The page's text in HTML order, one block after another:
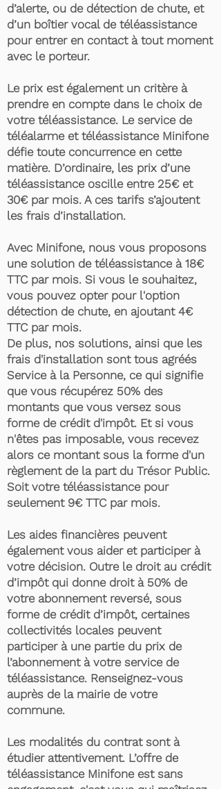
d’alerte, ou de détection de chute, et
d’un boîtier vocal de téléassistance
pour entrer en contact à tout moment
avec le porteur.
Le prix est également un critère à
prendre en compte dans le choix de
votre téléassistance. Le service de
téléalarme et téléassistance Minifone
défie toute concurrence en cette
matière. D’ordinaire, les prix d’une
téléassistance oscille entre 25€ et
30€ par mois. A ces tarifs s’ajoutent
les frais d’installation.
Avec Minifone, nous vous proposons
une solution de téléassistance à 18€
TTC par mois. Si vous le souhaitez,
vous pouvez opter pour l'option
détection de chute, en ajoutant 4€
TTC par mois.
De plus, nos solutions, ainsi que les
frais d'installation sont tous agréés
Service à la Personne, ce qui signifie
que vous récupérez 50% des
montants que vous versez sous
forme de crédit d'impôt. Et si vous
n'êtes pas imposable, vous recevez
alors ce montant sous la forme d'un
règlement de la part du Trésor Public.
Soit votre téléassistance pour
seulement 9€ TTC par mois.
Les aides financières peuvent
également vous aider et participer à
votre décision. Outre le droit au crédit
d’impôt qui donne droit à 50% de
votre abonnement reversé, sous
forme de crédit d’impôt, certaines
collectivités locales peuvent
participer à une partie du prix de
l’abonnement à votre service de
téléassistance. Renseignez-vous
auprès de la mairie de votre
commune.
Les modalités du contrat sont à
étudier attentivement. L’offre de
téléassistance Minifone est sans